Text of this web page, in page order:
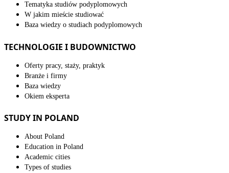
Tematyka studiów podyplomowych
W jakim mieście studiować
Baza wiedzy o studiach podyplomowych
TECHNOLOGIE I BUDOWNICTWO
Oferty pracy, staży, praktyk
Branże i firmy
Baza wiedzy
Okiem eksperta
STUDY IN POLAND
About Poland
Education in Poland
Academic cities
Types of studies